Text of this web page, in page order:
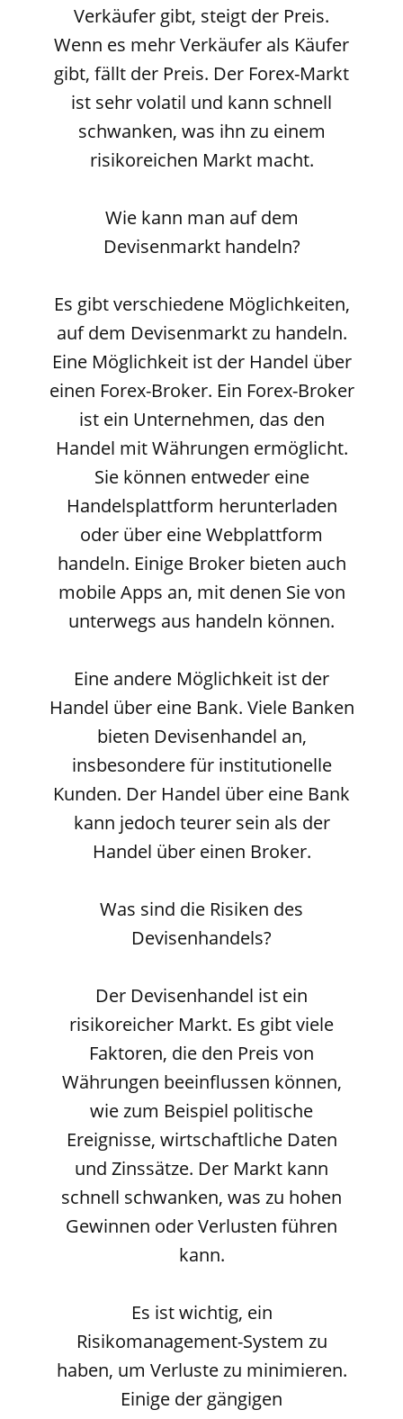
Verkäufer gibt, steigt der Preis.
Wenn es mehr Verkäufer als Käufer
gibt, fällt der Preis. Der Forex-Markt
ist sehr volatil und kann schnell
schwanken, was ihn zu einem
risikoreichen Markt macht.
Wie kann man auf dem
Devisenmarkt handeln?
Es gibt verschiedene Möglichkeiten,
auf dem Devisenmarkt zu handeln.
Eine Möglichkeit ist der Handel über
einen Forex-Broker. Ein Forex-Broker
ist ein Unternehmen, das den
Handel mit Währungen ermöglicht.
Sie können entweder eine
Handelsplattform herunterladen
oder über eine Webplattform
handeln. Einige Broker bieten auch
mobile Apps an, mit denen Sie von
unterwegs aus handeln können.
Eine andere Möglichkeit ist der
Handel über eine Bank. Viele Banken
bieten Devisenhandel an,
insbesondere für institutionelle
Kunden. Der Handel über eine Bank
kann jedoch teurer sein als der
Handel über einen Broker.
Was sind die Risiken des
Devisenhandels?
Der Devisenhandel ist ein
risikoreicher Markt. Es gibt viele
Faktoren, die den Preis von
Währungen beeinflussen können,
wie zum Beispiel politische
Ereignisse, wirtschaftliche Daten
und Zinssätze. Der Markt kann
schnell schwanken, was zu hohen
Gewinnen oder Verlusten führen
kann.
Es ist wichtig, ein
Risikomanagement-System zu
haben, um Verluste zu minimieren.
Einige der gängigen